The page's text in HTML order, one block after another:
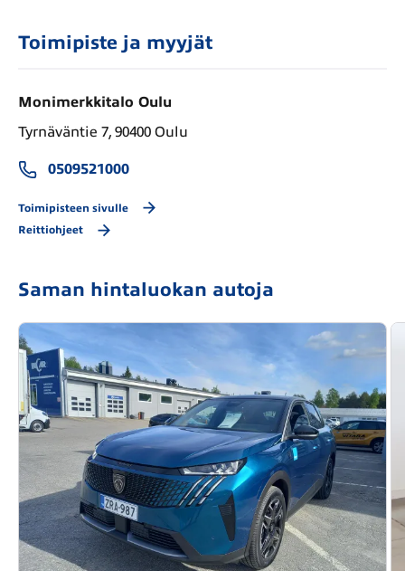
Toimipiste ja myyjät
Monimerkkitalo Oulu
Tyrnäväntie 7, 90400 Oulu
0509521000
Toimipisteen sivulle
Reittiohjeet
Saman hintaluokan autoja